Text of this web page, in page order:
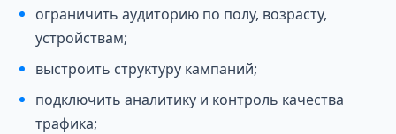
ограничить аудиторию по полу, возрасту,
устройствам;
выстроить структуру кампаний;
подключить аналитику и контроль качества
трафика;